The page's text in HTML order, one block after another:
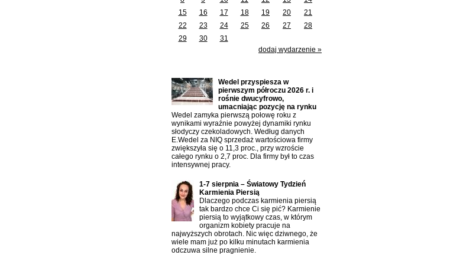
15
16 17 18 19 20
21
22
23 24 25 26 27
28
29
30
31
dodaj wydarzenie »
Wedel przyspiesza w
pierwszym półroczu 2026 r. i
rośnie dwucyfrowo,
umacniając pozycję na rynku
Wedel zamyka pierwszą połowę roku z
wynikami wyraźnie powyżej dynamiki rynku
słodyczy czekoladowych. Według danych
E.Wedel za NIQ sprzedaż wartościowa firmy
zwiększyła się o 11,3 proc., przy wzroście
całego rynku o 2,7 proc. Dla firmy był to czas
intensywnej pracy.
1-7 sierpnia – Światowy Tydzień
Karmienia Piersią
Dlaczego podczas karmienia piersią
tak bardzo chce Ci się pić? Karmienie
piersią to wyjątkowy czas, w którym
organizm kobiety pracuje na
najwyższych obrotach. Nic więc dziwnego, że
wiele mam już po kilku minutach karmienia
odczuwa silne pragnienie.